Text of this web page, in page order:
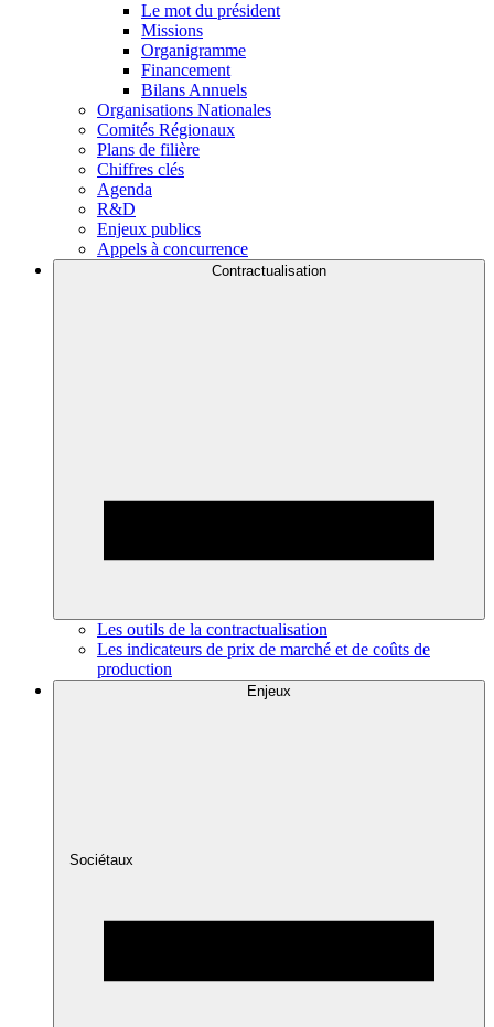
Le mot du président
Missions
Organigramme
Financement
Bilans Annuels
Organisations Nationales
Comités Régionaux
Plans de filière
Chiffres clés
Agenda
R&D
Enjeux publics
Appels à concurrence
Contractualisation
Les outils de la contractualisation
Les indicateurs de prix de marché et de coûts de
production
Enjeux
Sociétaux